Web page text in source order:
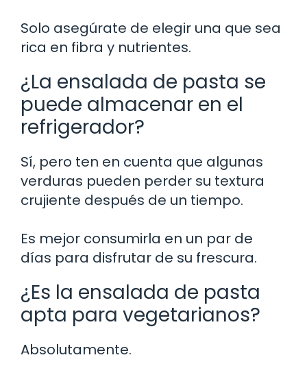
Solo asegúrate de elegir una que sea
rica en fibra y nutrientes.
¿La ensalada de pasta se
puede almacenar en el
refrigerador?
Sí, pero ten en cuenta que algunas
verduras pueden perder su textura
crujiente después de un tiempo.
Es mejor consumirla en un par de
días para disfrutar de su frescura.
¿Es la ensalada de pasta
apta para vegetarianos?
Absolutamente.